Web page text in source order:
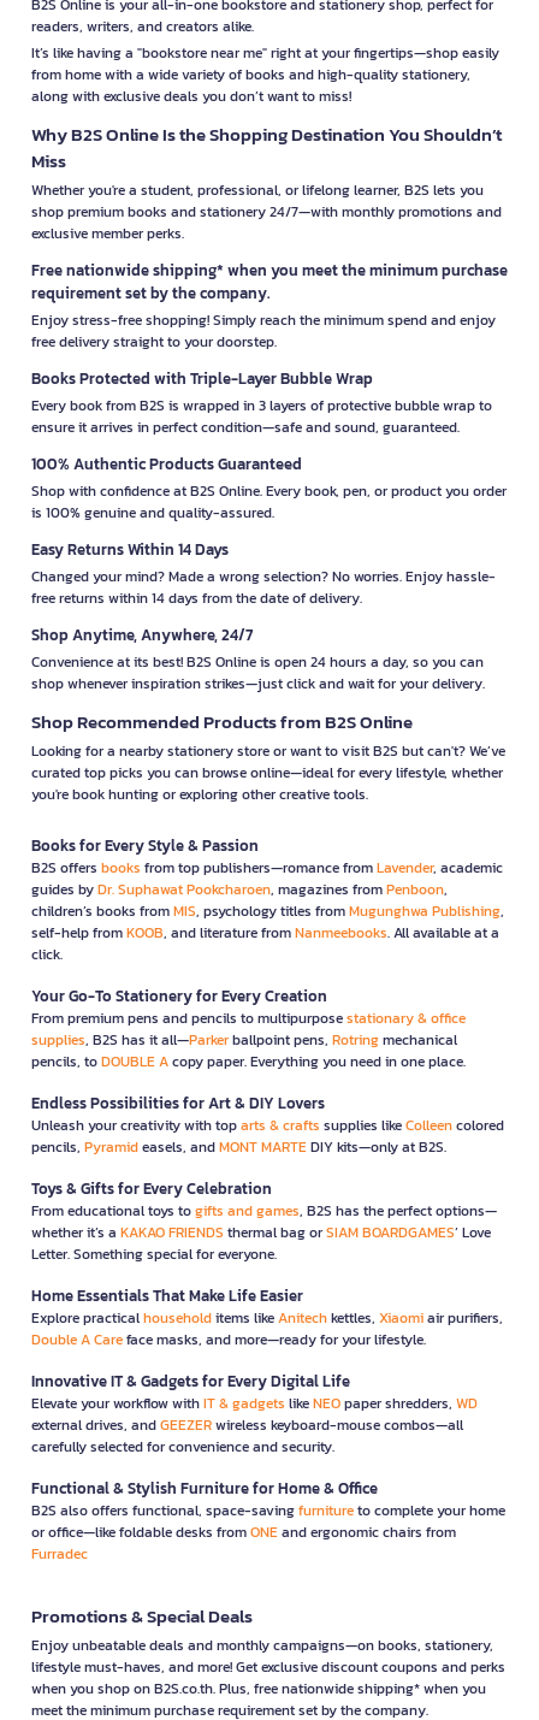
B2S Online is your all-in-one bookstore and stationery shop, perfect for
readers, writers, and creators alike.
It’s like having a "bookstore near me" right at your fingertips—shop easily
from home with a wide variety of books and high-quality stationery,
along with exclusive deals you don’t want to miss!
Why B2S Online Is the Shopping Destination You Shouldn’t
Miss
Whether you're a student, professional, or lifelong learner, B2S lets you
shop premium books and stationery 24/7—with monthly promotions and
exclusive member perks.
Free nationwide shipping* when you meet the minimum purchase
requirement set by the company.
Enjoy stress-free shopping! Simply reach the minimum spend and enjoy
free delivery straight to your doorstep.
Books Protected with Triple-Layer Bubble Wrap
Every book from B2S is wrapped in 3 layers of protective bubble wrap to
ensure it arrives in perfect condition—safe and sound, guaranteed.
100% Authentic Products Guaranteed
Shop with confidence at B2S Online. Every book, pen, or product you order
is 100% genuine and quality-assured.
Easy Returns Within 14 Days
Changed your mind? Made a wrong selection? No worries. Enjoy hassle-
free returns within 14 days from the date of delivery.
Shop Anytime, Anywhere, 24/7
Convenience at its best! B2S Online is open 24 hours a day, so you can
shop whenever inspiration strikes—just click and wait for your delivery.
Shop Recommended Products from B2S Online
Looking for a nearby stationery store or want to visit B2S but can't? We’ve
curated top picks you can browse online—ideal for every lifestyle, whether
you're book hunting or exploring other creative tools.
Books for Every Style & Passion
B2S offers books from top publishers—romance fromLavender, academic
guides byDr. Suphawat Pookcharoen, magazines fromPenboon,
children’s books fromMIS, psychology titles fromMugunghwa Publishing,
self-help fromKOOB, and literature fromNanmeebooks. All available at a
click.
Your Go-To Stationery for Every Creation
From premium pens and pencils to multipurposestationary & office
supplies, B2S has it all—Parkerballpoint pens, Rotringmechanical
pencils, toDOUBLE Acopy paper. Everything you need in one place.
Endless Possibilities for Art & DIY Lovers
Unleash your creativity with toparts & crafts supplies likeColleencolored
pencils, Pyramideasels, andMONT MARTEDIY kits—only at B2S.
Toys & Gifts for Every Celebration
From educational toys togifts and games, B2S has the perfect options—
whether it’s a KAKAO FRIENDS thermal bag orSIAM BOARDGAMES’ Love
Letter. Something special for everyone.
Home Essentials That Make Life Easier
Explore practicalhouseholditems likeAnitechkettles, Xiaomiair purifiers,
Double A Careface masks, and more—ready for your lifestyle.
Innovative IT & Gadgets for Every Digital Life
Elevate your workflow withIT & gadgets likeNEOpaper shredders, WD
external drives, andGEEZERwireless keyboard-mouse combos—all
carefully selected for convenience and security.
Functional & Stylish Furniture for Home & Office
B2S also offers functional, space-savingfurnitureto complete your home
or office—like foldable desks fromONEand ergonomic chairs from
Furradec
Promotions & Special Deals
Enjoy unbeatable deals and monthly campaigns—on books, stationery,
lifestyle must-haves, and more! Get exclusive discount coupons and perks
when you shop on B2S.co.th. Plus, free nationwide shipping* when you
meet the minimum purchase requirement set by the company.